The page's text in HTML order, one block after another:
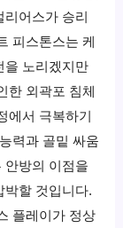
어스가 승리
피스톤스는 케
을 노리겠지만
한 외곽포 침체
에서 극복하기
력과 골밑 싸움
안방의 이점을
박할 것입니다.
플레이가 정상